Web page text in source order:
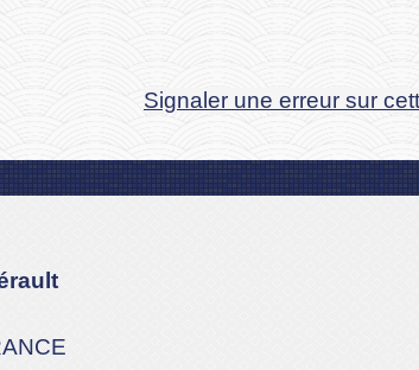
Signaler une erreur sur